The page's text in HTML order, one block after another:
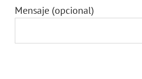
Mensaje (opcional)